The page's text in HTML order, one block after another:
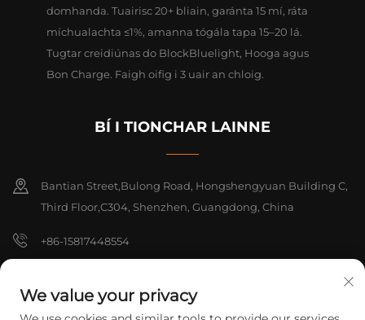
domhanda. Tuairisc 20+ bliain, garánta 15 mí, ráta
míchualachta ≤1%, amanna tógála tapa 15–20 lá.
Tugtar creidiúnas do BlockBluelight, Hooga agus
Bon Charge. Faigh oifig i 3 uair an chloig.
BÍ I TIONCHAR LAINNE
Bantian Street,Bulong Road, Hongshengyuan Building C,
Third Floor,C304, Shenzhen, Guangdong, China
+86-15817448554
We value your privacy